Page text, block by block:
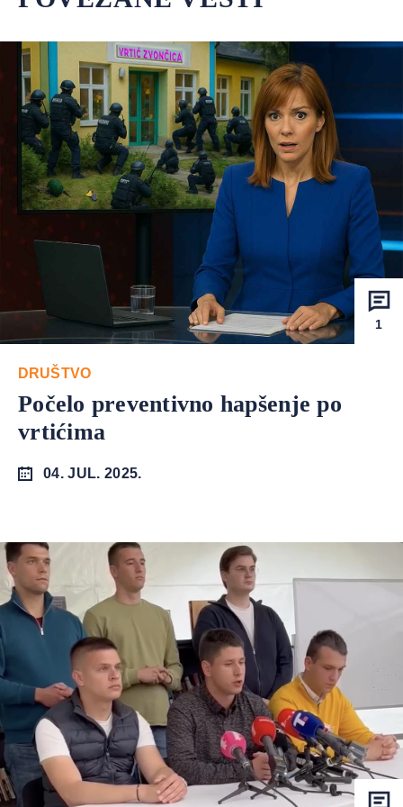
1
DRUŠTVO
Počelo preventivno hapšenje po
vrtićima
04. JUL. 2025.